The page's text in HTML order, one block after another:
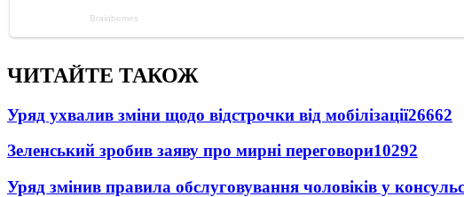
ЧИТАЙТЕ ТАКОЖ
Уряд ухвалив зміни щодо відстрочки від мобілізації26662
Зеленський зробив заяву про мирні переговори10292
Уряд змінив правила обслуговування чоловіків у